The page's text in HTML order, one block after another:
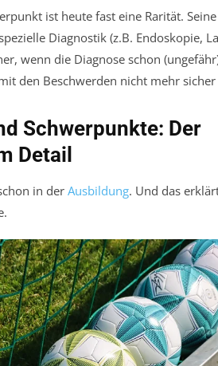
ist heute fast eine Rarität.
Diagnostik (z.B. Endoskopie,
wenn die Diagnose schon
den Beschwerden nicht mehr
Schwerpunkte: Der
Detail
in der Ausbildung. Und das